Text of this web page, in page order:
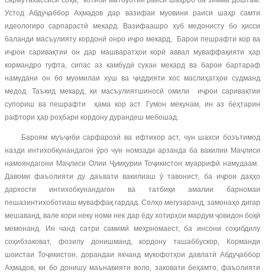
Устод Абдуҷаббор Аҳмадов дар вазифаи муовини раиси шаҳр самти
идеологиро сарпарастӣ мекард. Вазифаашро хуб медонисту бо ҳисси
баланди масъулияту кордонӣ онро иҷро мекард, Барои пешрафти кор ва
иҷрои саривақтии он дар машваратҳои корӣ аввал муваффақияти ҳар
кормандро гуфта, сипас аз камбудӣ сухан мекард ва барои бартараф
намудани он бо муомилаи хуш ва ҷиддияти хос маслиҳатҳои судманд
медод. Таъкид мекард, ки масъулиятшиносӣ омили иҷрои саривақтии
супориш ва пешрафти ҳама кор аст. Гумон мекунам, ин аз беҳтарин
рафтори ҳар роҳбари кордону дурандеш мебошад.
Бароям муъҷиби сарфарозӣ ва ифтихор аст, чун шахси боэътимод
назди интихобкунандагон ӯро чун номзади арзанда ба вакилии Маҷлиси
намояндагони Маҷлиси Олии Ҷумҳурии Тоҷикистон муаррифӣ намудаам.
Давоми фаъолияти ду даъвати вакилиаш ӯ тавонист, ба иҷрои даҳҳо
дархости интихобкунандагон ва татбиқи амалии барномаи
пешазинтихоботиаш муваффақ гардад. Солҳо мегузаранд, замонаҳо дигар
мешаванд, вале кори неку номи нек дар ёду хотирҳои мардум ҷовидон боқӣ
мемонанд. Ин чанд сатри самимӣ меҳрномаест, ба инсони соҳибдилу
соҳибзаковат, фозилу донишманд, кордону ташаббускор, Корманди
шоистаи Тоҷикистон, дорандаи якчанд мукофотҳои давлатӣ Абдуҷаббор
Аҳмадов, ки бо донишу маънавияти воло, заковати беҳамто, фаъолияти